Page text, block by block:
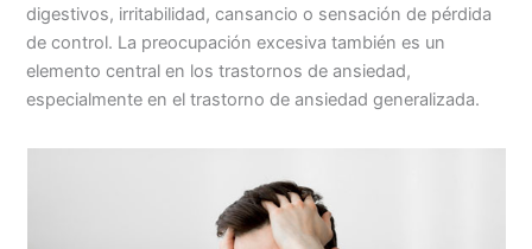
digestivos, irritabilidad, cansancio o sensación de pérdida
de control. La preocupación excesiva también es un
elemento central en los trastornos de ansiedad,
especialmente en el trastorno de ansiedad generalizada.